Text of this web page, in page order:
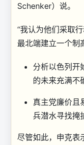
Schenker）说。
“我认为他们采取
最北端建立一个制
分析以色列开
的未来充满不
真主党廉价且
兵潜水寻找掩
尽管如此，申克表